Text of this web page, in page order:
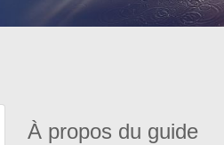
À propos du guide